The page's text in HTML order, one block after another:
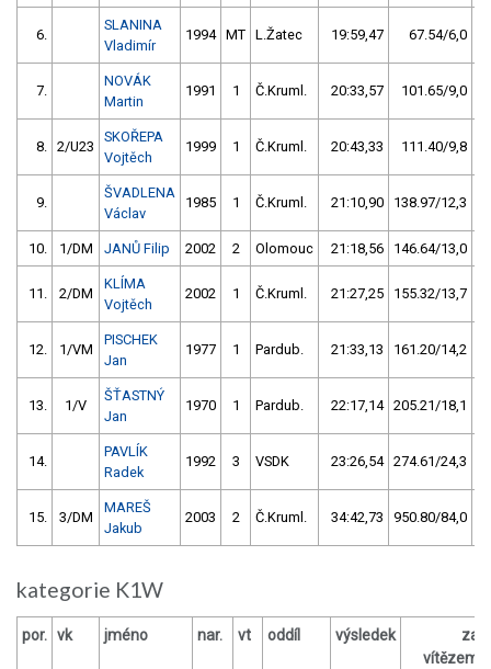
6.
SLANINA
Vladimír
1994 MT L.Žatec 19:59,47 67.54/6,0
7.
NOVÁK
Martin
1991 1 Č.Kruml. 20:33,57 101.65/9,0
8. 2/U23
SKOŘEPA
Vojtěch
1999 1 Č.Kruml. 20:43,33 111.40/9,8
9.
ŠVADLENA
Václav
1985 1 Č.Kruml. 21:10,90 138.97/12,3
10. 1/DM JANŮ Filip 2002 2 Olomouc 21:18,56 146.64/13,0
11. 2/DM
KLÍMA
Vojtěch
2002 1 Č.Kruml. 21:27,25 155.32/13,7
12. 1/VM
PISCHEK
Jan
1977 1 Pardub. 21:33,13 161.20/14,2
13. 1/V
ŠŤASTNÝ
Jan
1970 1 Pardub. 22:17,14 205.21/18,1
14.
PAVLÍK
Radek
1992 3 VSDK 23:26,54 274.61/24,3
15. 3/DM
MAREŠ
Jakub
2003 2 Č.Kruml. 34:42,73 950.80/84,0
kategorie K1W
por. vk jméno nar. vt oddíl výsledek
za
vítězem